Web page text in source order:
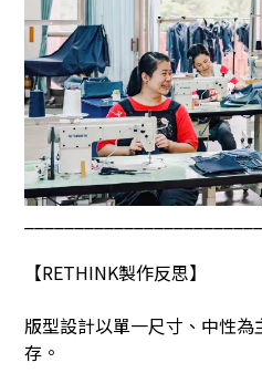
【RETHINK製作反思】
版型設計以單一尺寸、中性
存。